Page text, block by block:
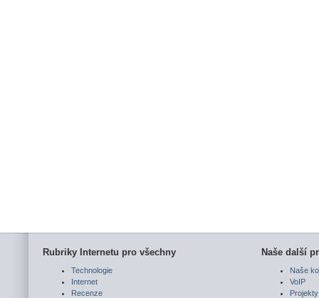
Rubriky Internetu pro všechny
Technologie
Internet
Recenze
Naše další
Naše
VoIP
Projekty